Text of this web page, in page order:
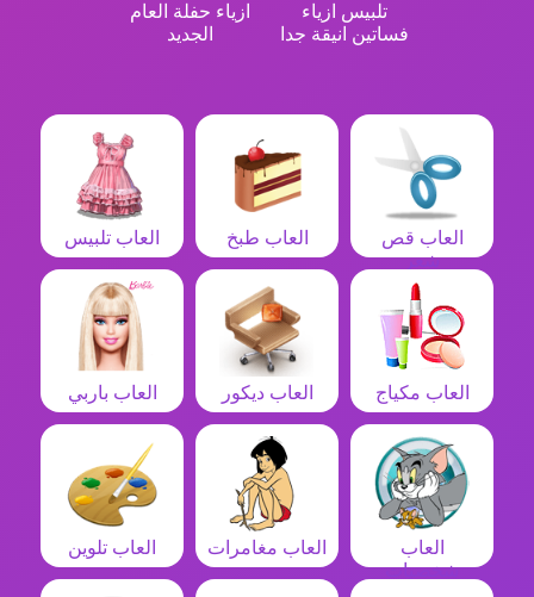
تلبيس ازياء
فساتين انيقة جدا
ازياء حفلة العام
الجديد
العاب قص
شعر
العاب طبخ العاب تلبيس
العاب مكياج العاب ديكور العاب باربي
العاب
شخصيات
العاب مغامرات العاب تلوين